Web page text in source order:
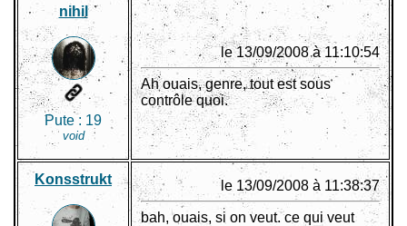
nihil
Pute : 19
void
le 13/09/2008 à 11:10:54
Ah ouais, genre, tout est sous
contrôle quoi.
Konsstrukt le 13/09/2008 à 11:38:37
bah, ouais, si on veut. ce qui veut